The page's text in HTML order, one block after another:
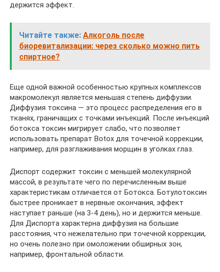
держится эффект.
Читайте также: Алкоголь после
биоревитализации: через сколько можно пить
спиртное?
Еще одной важной особенностью крупных комплексов
макромолекул является меньшая степень диффузии.
Диффузия токсина — это процесс распределения его в
тканях, граничащих с точками инъекций. После инъекций
ботокса токсин мигрирует слабо, что позволяет
использовать препарат Botox для точечной коррекции,
например, для разглаживания морщин в уголках глаз.
Диспорт содержит токсин с меньшей молекулярной
массой, в результате чего по перечисленным выше
характеристикам отличается от Ботокса. Ботулотоксин
быстрее проникает в нервные окончания, эффект
наступает раньше (на 3-4 день), но и держится меньше.
Для Диспорта характерна диффузия на большие
расстояния, что нежелательно при точечной коррекции,
но очень полезно при омоложении обширных зон,
например, фронтальной области.